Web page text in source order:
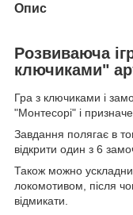
Опис
Розвиваюча
ключиками"
Гра з ключиками і
"Монтесорі" і
Завдання полягає в
відкрити один з 6
Також можно
локомотивом, після
відмикати.